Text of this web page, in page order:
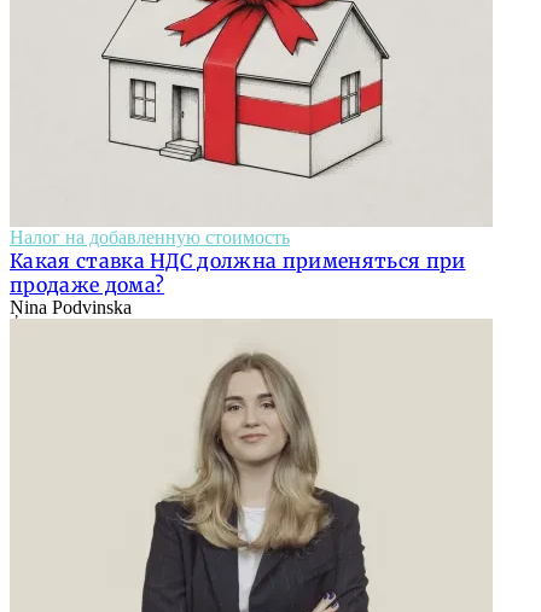
Налог на добавленную стоимость
Какая ставка НДС должна применяться при
продаже дома?
Ņina Podvinska